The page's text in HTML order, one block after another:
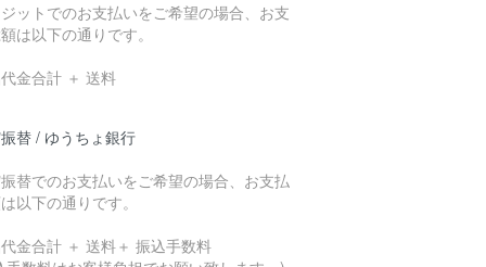
ットでのお支払いをご希望の場合、お支
は以下の通りです。
金合計 ＋ 送料
替 / ゆうちょ銀行
替でのお支払いをご希望の場合、お支払
以下の通りです。
金合計 ＋ 送料＋ 振込手数料